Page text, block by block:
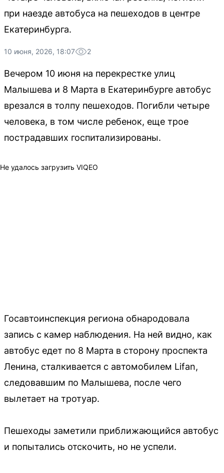
при наезде автобуса на пешеходов в центре
Екатеринбурга.
10 июня, 2026, 18:07 2
Вечером 10 июня на перекрестке улиц
Малышева и 8 Марта в Екатеринбурге автобус
врезался в толпу пешеходов. Погибли четыре
человека, в том числе ребенок, еще трое
пострадавших госпитализированы.
Не удалось загрузить VIQEO
Госавтоинспекция региона обнародовала
запись с камер наблюдения. На ней видно, как
автобус едет по 8 Марта в сторону проспекта
Ленина, сталкивается с автомобилем Lifan,
следовавшим по Малышева, после чего
вылетает на тротуар.
Пешеходы заметили приближающийся автобус
и попытались отскочить, но не успели.